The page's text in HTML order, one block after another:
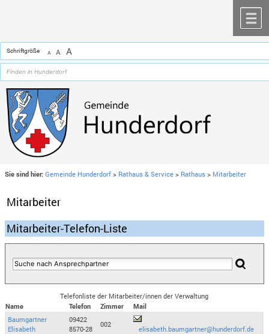
Schriftgröße A A A
Sie sind hier: Gemeinde Hunderdorf > Rathaus & Service > Rathaus > Mitarbeiter
Mitarbeiter
Mitarbeiter-Telefon-Liste
Telefonliste der Mitarbeiter/innen der Verwaltung
Name
Telefon Zimmer
Mail
Baumgartner
Elisabeth
09422
8570-28
002
elisabeth.baumgartner@hunderdorf.de